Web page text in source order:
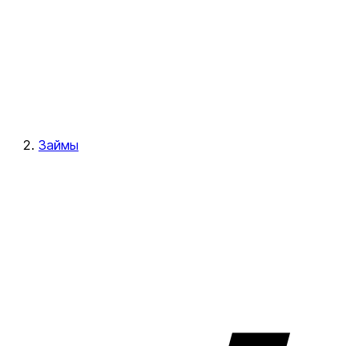
Займы